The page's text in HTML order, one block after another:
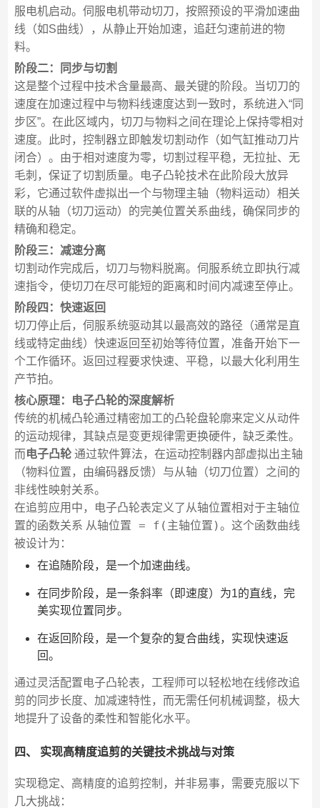
服电机启动。伺服电机带动切刀，按照预设的平滑加速曲
线（如S曲线），从静止开始加速，追赶匀速前进的物
料。
阶段二：同步与切割
这是整个过程中技术含量最高、最关键的阶段。当切刀的
速度在加速过程中与物料线速度达到一致时，系统进入“同
步区”。在此区域内，切刀与物料之间在理论上保持零相对
速度。此时，控制器立即触发切割动作（如气缸推动刀片
闭合）。由于相对速度为零，切割过程平稳，无拉扯、无
毛刺，保证了切割质量。电子凸轮技术在此阶段大放异
彩，它通过软件虚拟出一个与物理主轴（物料运动）相关
联的从轴（切刀运动）的完美位置关系曲线，确保同步的
精确和稳定。
阶段三：减速分离
切割动作完成后，切刀与物料脱离。伺服系统立即执行减
速指令，使切刀在尽可能短的距离和时间内减速至停止。
阶段四：快速返回
切刀停止后，伺服系统驱动其以最高效的路径（通常是直
线或特定曲线）快速返回至初始等待位置，准备开始下一
个工作循环。返回过程要求快速、平稳，以最大化利用生
产节拍。
核心原理：电子凸轮的深度解析
传统的机械凸轮通过精密加工的凸轮盘轮廓来定义从动件
的运动规律，其缺点是变更规律需更换硬件，缺乏柔性。
而电子凸轮通过软件算法，在运动控制器内部虚拟出主轴
（物料位置，由编码器反馈）与从轴（切刀位置）之间的
非线性映射关系。
在追剪应用中，电子凸轮表定义了从轴位置相对于主轴位
置的函数关系 从轴位置 = f(主轴位置)。这个函数曲线
被设计为：
在追随阶段，是一个加速曲线。
在同步阶段，是一条斜率（即速度）为1的直线，完
美实现位置同步。
在返回阶段，是一个复杂的复合曲线，实现快速返
回。
通过灵活配置电子凸轮表，工程师可以轻松地在线修改追
剪的同步长度、加减速特性，而无需任何机械调整，极大
地提升了设备的柔性和智能化水平。
四、 实现高精度追剪的关键技术挑战与对策
实现稳定、高精度的追剪控制，并非易事，需要克服以下
几大挑战：